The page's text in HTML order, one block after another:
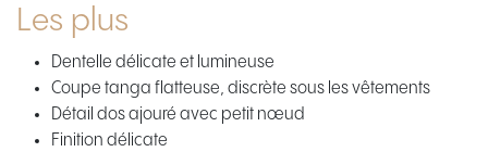
Les plus
Dentelle délicate et lumineuse
Coupe tanga flatteuse, discrète sous les vêtements
Détail dos ajouré avec petit nœud
Finition délicate